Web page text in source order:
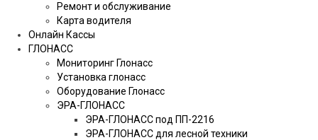
Ремонт и обслуживание
Карта водителя
Онлайн Кассы
ГЛОНАСС
Мониторинг Глонасс
Установка глонасс
Оборудование Глонасс
ЭРА-ГЛОНАСС
ЭРА-ГЛОНАСС под ПП-2216
ЭРА-ГЛОНАСС для лесной техники